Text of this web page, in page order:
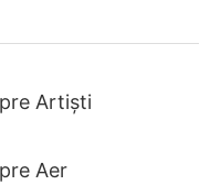
Artiști
Aer